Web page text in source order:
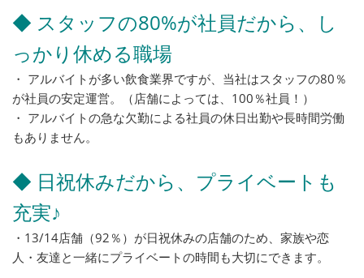
◆ スタッフの80%が社員だから、し
っかり休める職場
・ アルバイトが多い飲食業界ですが、当社はスタッフの80％
が社員の安定運営。（店舗によっては、100％社員！）
・ アルバイトの急な欠勤による社員の休日出勤や長時間労働
もありません。
◆ 日祝休みだから、プライベートも
充実♪
・13/14店舗（92％）が日祝休みの店舗のため、家族や恋
人・友達と一緒にプライベートの時間も大切にできます。